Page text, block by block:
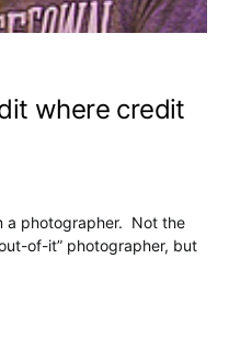
where credit
a photographer. Not the
of-it” photographer, but